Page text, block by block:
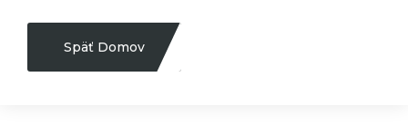
Späť Domov